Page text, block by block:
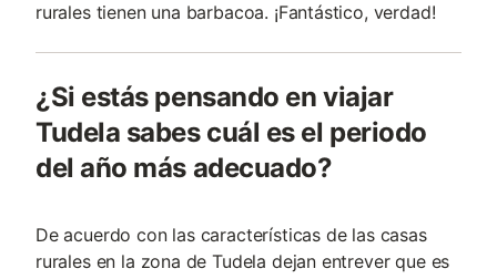
rurales tienen una barbacoa. ¡Fantástico, verdad!
¿Si estás pensando en viajar
Tudela sabes cuál es el periodo
del año más adecuado?
De acuerdo con las características de las casas
rurales en la zona de Tudela dejan entrever que es